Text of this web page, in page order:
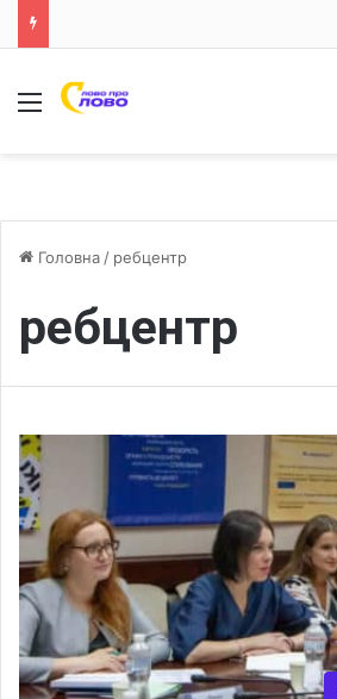
Меню
Головна / ребцентр
ребцентр